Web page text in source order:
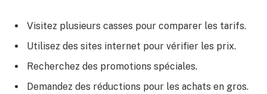
Visitez plusieurs casses pour comparer les tarifs.
Utilisez des sites internet pour vérifier les prix.
Recherchez des promotions spéciales.
Demandez des réductions pour les achats en gros.